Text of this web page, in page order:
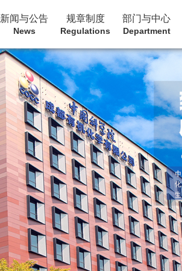
新闻与公告
News
规章制度
Regulations
部门与中心
Department